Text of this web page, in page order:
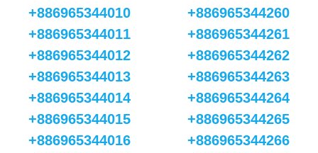
+886965344010
+886965344011
+886965344012
+886965344013
+886965344014
+886965344015
+886965344016
+886965344260
+886965344261
+886965344262
+886965344263
+886965344264
+886965344265
+886965344266